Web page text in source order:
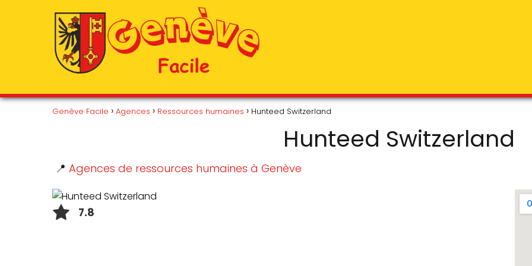
Genève Facile Agences Ressources humaines Hunteed Switzerland
Hunteed Switzerland
📍 Agences de ressources humaines à Genève
7.8